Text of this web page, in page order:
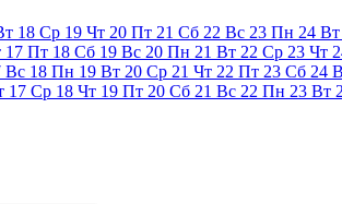
18 Ср 19 Чт 20 Пт 21 Сб 22 Вс 23 Пн 24 Вт
17 Пт 18 Сб 19 Вс 20 Пн 21 Вт 22 Ср 23 Чт
Вс 18 Пн 19 Вт 20 Ср 21 Чт 22 Пт 23 Сб 24
17 Ср 18 Чт 19 Пт 20 Сб 21 Вс 22 Пн 23 Вт